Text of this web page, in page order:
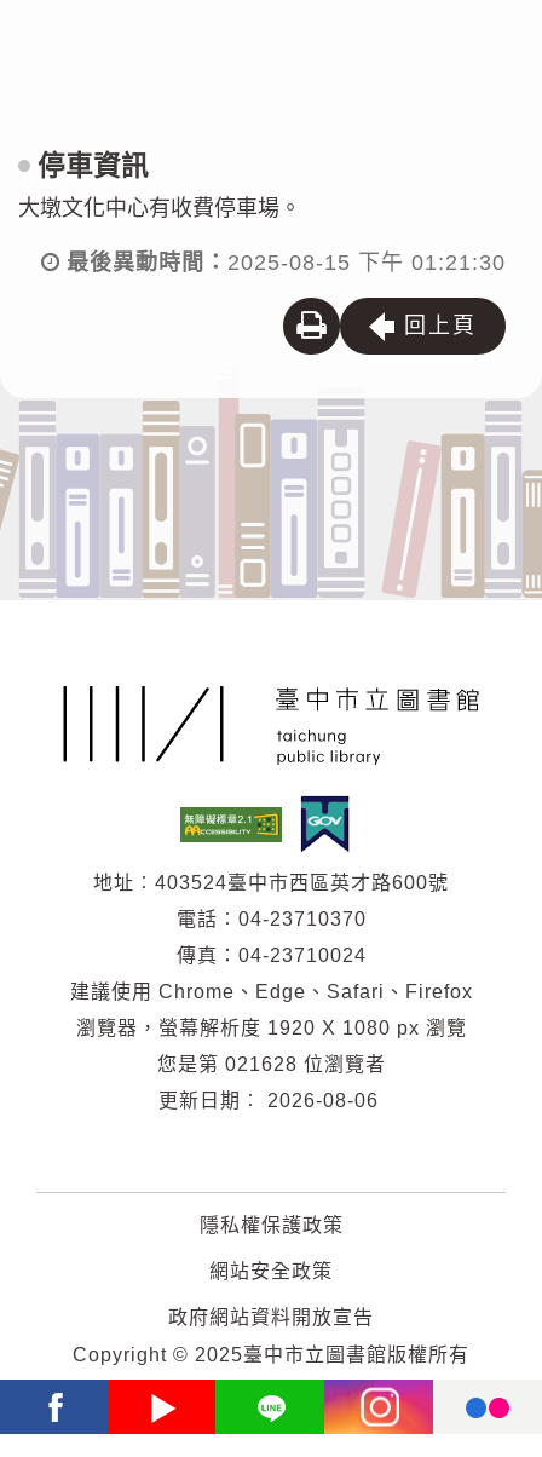
停車資訊
大墩文化中心有收費停車場。
最後異動時間： 2025-08-15 下午 01:21:30
列
回上頁
地址︰403524臺中市西區英才路600號
電話︰04-23710370
傳真：04-23710024
建議使用 Chrome、Edge、Safari、Firefox
瀏覽器，螢幕解析度 1920 X 1080 px 瀏覽
您是第 021628 位瀏覽者
更新日期︰
2026-08-06
隱私權保護政策
網站安全政策
政府網站資料開放宣告
Copyright © 2025臺中市立圖書館版權所有
Facebook Youtube Line Instagram